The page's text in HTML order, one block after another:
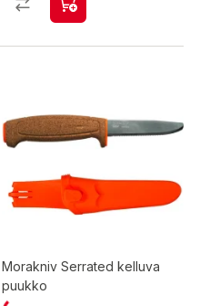
Morakniv Serrated kelluva
puukko